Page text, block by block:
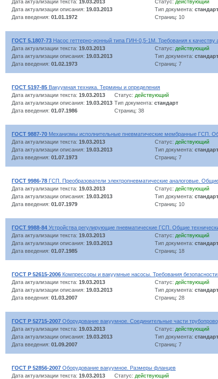
Дата актуализации текста: 19.03.2013 Статус: действующий
Дата актуализации описания: 19.03.2013 Тип документа: стандарт
Дата введения: 01.01.1972 Страниц: 10
ГОСТ 5.1807-73 Насос геттерно-ионный типа ГИН-0,5-1М. Требования к качеству
Дата актуализации текста: 19.03.2013 Статус: действующий
Дата актуализации описания: 19.03.2013 Тип документа: стандарт
Дата введения: 01.02.1973 Страниц: 7
ГОСТ 5197-85 Вакуумная техника. Термины и определения
Дата актуализации текста: 19.03.2013 Статус: действующий
Дата актуализации описания: 19.03.2013 Тип документа: стандарт
Дата введения: 01.07.1986 Страниц: 38
ГОСТ 9887-70 Механизмы исполнительные пневматические мембранные ГСП.
Дата актуализации текста: 19.03.2013 Статус: действующий
Дата актуализации описания: 19.03.2013 Тип документа: стандарт
Дата введения: 01.07.1973 Страниц: 7
ГОСТ 9986-78 ГСП. Преобразователи электропневматические аналоговые.
Дата актуализации текста: 19.03.2013 Статус: действующий
Дата актуализации описания: 19.03.2013 Тип документа: стандарт
Дата введения: 01.07.1979 Страниц: 10
ГОСТ 9988-84 Устройства регулирующие пневматические ГСП. Общие
Дата актуализации текста: 19.03.2013 Статус: действующий
Дата актуализации описания: 19.03.2013 Тип документа: стандарт
Дата введения: 01.07.1985 Страниц: 18
ГОСТ Р 52615-2006 Компрессоры и вакуумные насосы. Требования
Дата актуализации текста: 19.03.2013 Статус: действующий
Дата актуализации описания: 19.03.2013 Тип документа: стандарт
Дата введения: 01.03.2007 Страниц: 28
ГОСТ Р 52715-2007 Оборудование вакуумное. Соединительные части
Дата актуализации текста: 19.03.2013 Статус: действующий
Дата актуализации описания: 19.03.2013 Тип документа: стандарт
Дата введения: 01.09.2007 Страниц: 7
ГОСТ Р 52856-2007 Оборудование вакуумное. Размеры фланцев
Дата актуализации текста: 19.03.2013 Статус: действующий